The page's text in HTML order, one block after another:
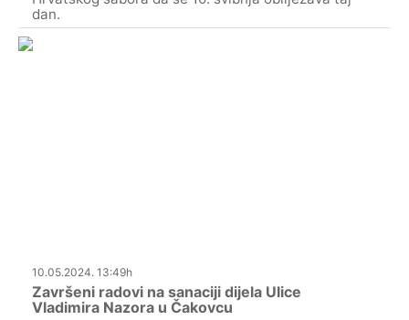
dan.
10.05.2024. 13:49h
Završeni radovi na sanaciji dijela Ulice
Vladimira Nazora u Čakovcu